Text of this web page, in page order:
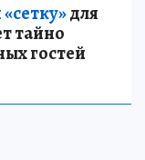
для
тайно
гостей